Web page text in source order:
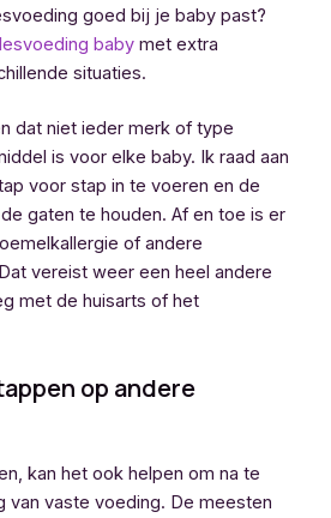
goed bij je baby past?
baby met extra
situaties.
dat niet ieder merk of type
is voor elke baby. Ik raad aan
voor stap in te voeren en de
gaten te houden. Af en toe is er
of andere
vereist weer een heel andere
met de huisarts of het
op andere
kan het ook helpen om na te
van vaste voeding. De meesten